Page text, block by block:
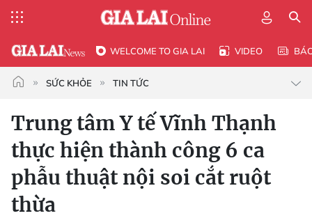
WELCOME TO GIA LAI VIDEO
SỨC KHỎE TIN TỨC
Trung tâm Y tế Vĩnh Thạnh
thực hiện thành công 6 ca
phẫu thuật nội soi cắt ruột
thừa